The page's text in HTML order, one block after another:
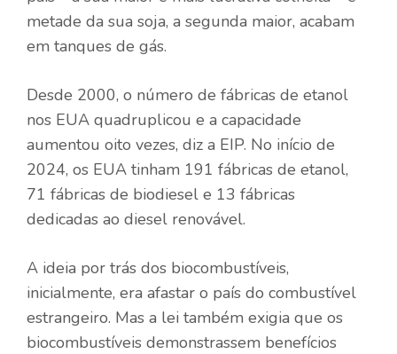
metade da sua soja, a segunda maior, acabam
em tanques de gás.
Desde 2000, o número de fábricas de etanol
nos EUA quadruplicou e a capacidade
aumentou oito vezes, diz a EIP. No início de
2024, os EUA tinham 191 fábricas de etanol,
71 fábricas de biodiesel e 13 fábricas
dedicadas ao diesel renovável.
A ideia por trás dos biocombustíveis,
inicialmente, era afastar o país do combustível
estrangeiro. Mas a lei também exigia que os
biocombustíveis demonstrassem benefícios